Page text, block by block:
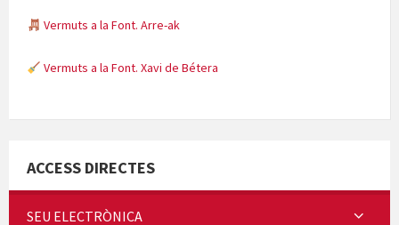
Vermuts a la Font. Arre-ak
Vermuts a la Font. Xavi de Bétera
ACCESS DIRECTES
SEU ELECTRÒNICA